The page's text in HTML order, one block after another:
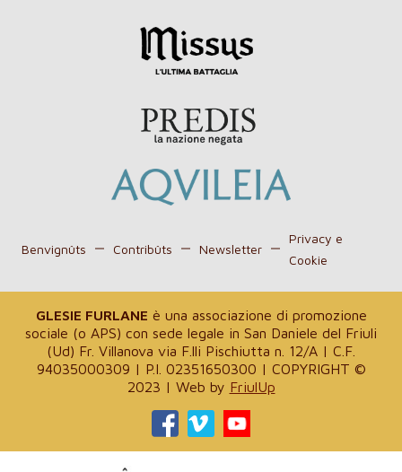
Benvignûts Contribûts Newsletter
Privacy e
Cookie
GLESIE FURLANE è una associazione di promozione
sociale (o APS) con sede legale in San Daniele del Friuli
(Ud) Fr. Villanova via F.lli Pischiutta n. 12/A | C.F.
94035000309 | P.I. 02351650300 | COPYRIGHT ©
2023 | Web by FriulUp